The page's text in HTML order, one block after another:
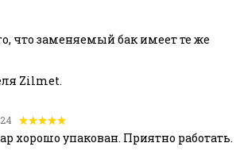
что заменяемый бак имеет те же
Zilmet.
хорошо упакован. Приятно работать.